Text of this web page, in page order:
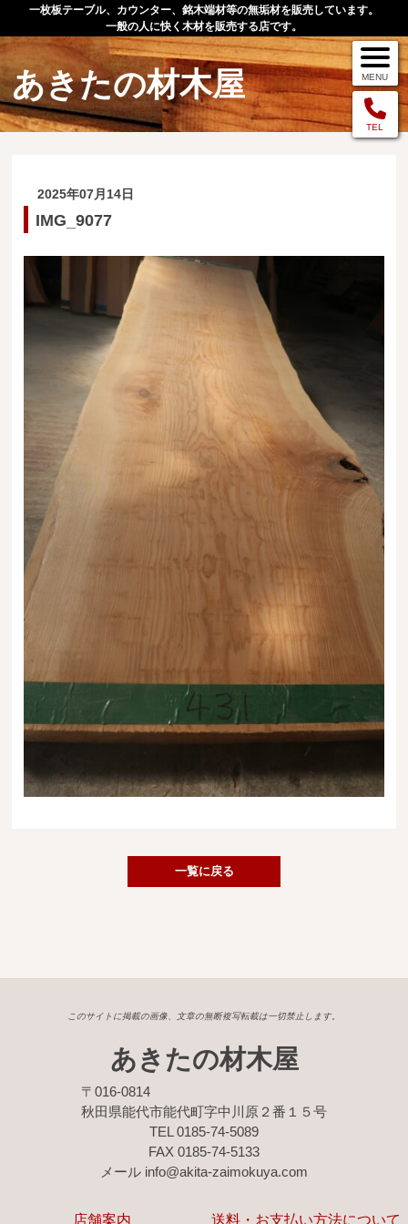
一枚板テーブル、カウンター、銘木端材等の無垢材を販売しています。
一般の人に快く木材を販売する店です。
あきたの材木屋
TEL
MENU
メニュー
作品例
店舗案内
お問い合わせ
お客様の声
お買い物の流れ
送料・お支払い方法について
ご注文前の注意点
Attention
before ordering
一枚板を直販できる店
メンテナンスについて
オーダー加工について
ブログ
当店の考え方
カテゴリー
2025年07月14日
IMG_9077
一覧に戻る
このサイトに掲載の画像、文章の無断複写転載は一切禁止します。
あきたの材木屋
〒016-0814
秋田県能代市能代町字中川原２番１５号
TEL 0185-74-5089
FAX 0185-74-5133
メール info@akita-zaimokuya.com
店舗案内 送料・お支払い方法について